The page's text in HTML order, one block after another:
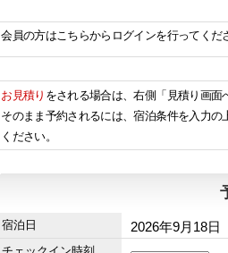
会員の方はこちらからログインを行ってくだ
お見積り をされる場合は、右側「見積り画
そのまま予約されるには、宿泊条件を入力
ください。
宿泊日 2026年9月18日